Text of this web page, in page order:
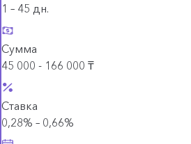
1 – 45 дн.
Сумма
45 000 - 166 000 ₸
Ставка
0,28% – 0,66%